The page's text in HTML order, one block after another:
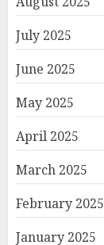
July 2025
June 2025
May 2025
April 2025
March 2025
February 2025
January 2025